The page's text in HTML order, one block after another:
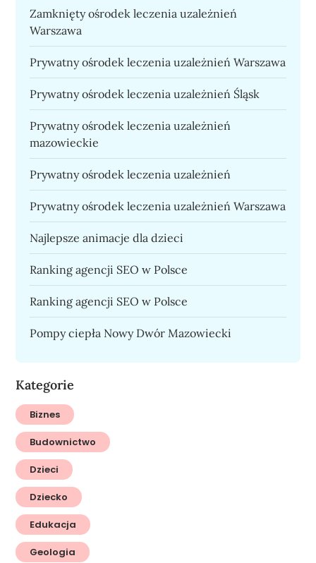
Zamknięty ośrodek leczenia uzależnień
Warszawa
Prywatny ośrodek leczenia uzależnień Warszawa
Prywatny ośrodek leczenia uzależnień Śląsk
Prywatny ośrodek leczenia uzależnień
mazowieckie
Prywatny ośrodek leczenia uzależnień
Prywatny ośrodek leczenia uzależnień Warszawa
Najlepsze animacje dla dzieci
Ranking agencji SEO w Polsce
Ranking agencji SEO w Polsce
Pompy ciepła Nowy Dwór Mazowiecki
Kategorie
Biznes
Budownictwo
Dzieci
Dziecko
Edukacja
Geologia